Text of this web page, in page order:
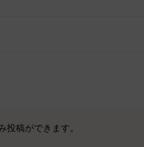
投稿ができます。